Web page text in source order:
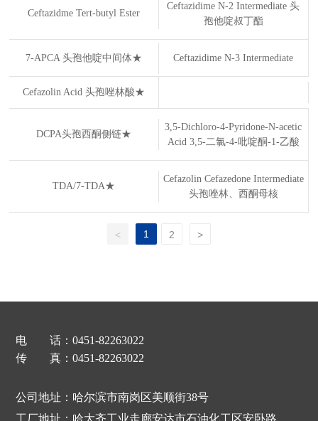
Ceftazidme Tert-butyl Ester
Ceftazidime N-2 Intermediate 头
孢他啶叔丁酯
7-APCA 头孢他啶中间体★ Ceftazidime N-3 Intermediate
Cefazolin Acid 头孢唑林酸★
DCPA头孢西酮侧链★
3,5-Dichloro-4-Pyridone-N-acetic
Acid 3,5-二氯-4-吡啶酮-1-乙酸
TDA/7-TDA★
Cefazolin Cefazedone Intermediate
头孢唑林、西酮母核
< 1 2 >
电 话：0451-82263022
传 真：0451-82263022
公司地址：哈尔滨市南岗区美顺街38号
工厂地址：哈大齐工业走廊安达市石油化工区安卧路